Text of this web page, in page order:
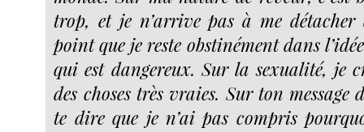
trop, et je n’arrive pas à me détacher
point que je reste obstinément dans
qui est dangereux. Sur la sexualité, je
des choses très vraies. Sur ton message
te dire que je n’ai pas compris